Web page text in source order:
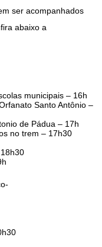
ser acompanhados
abaixo a
municipais – 16h
Santo Antônio –
de Pádua – 17h
no trem – 17h30